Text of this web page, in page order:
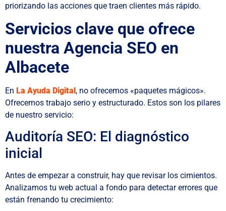
priorizando las acciones que traen clientes más rápido.
Servicios clave que ofrece
nuestra Agencia SEO en
Albacete
En La Ayuda Digital, no ofrecemos «paquetes mágicos».
Ofrecemos trabajo serio y estructurado. Estos son los pilares
de nuestro servicio:
Auditoría SEO: El diagnóstico
inicial
Antes de empezar a construir, hay que revisar los cimientos.
Analizamos tu web actual a fondo para detectar errores que
están frenando tu crecimiento: